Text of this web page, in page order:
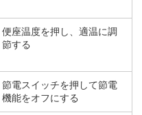
便座温度を押し、適温に調
節する
節電スイッチを押して節電
機能をオフにする